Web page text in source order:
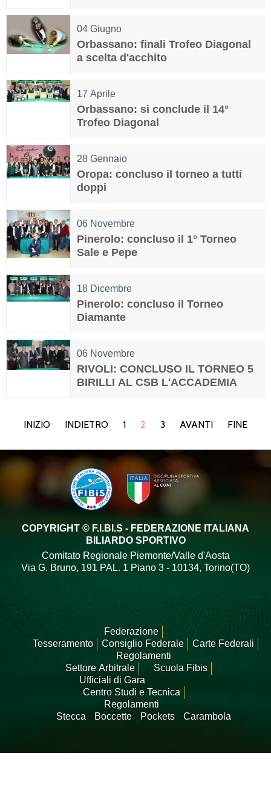
04 Giugno
Orbassano: finali Trofeo Diagonal
a scelta d'acchito
17 Aprile
Orbassano: si conclude il 14°
Trofeo Diagonal
28 Gennaio
Oropa: concluso il torneo a tutti
doppi
06 Novembre
Pinerolo: concluso il 1° Torneo
Sale e Pepe
18 Dicembre
Pinerolo: concluso il Torneo
Diamante
06 Novembre
RIVOLI: CONCLUSO IL TORNEO 5
BIRILLI AL CSB L'ACCADEMIA
INIZIO INDIETRO 1 2 3 AVANTI FINE
COPYRIGHT © F.I.BI.S - FEDERAZIONE ITALIANA
BILIARDO SPORTIVO
Comitato Regionale Piemonte/Valle d'Aosta
Via G. Bruno, 191 PAL. 1 Piano 3 - 10134, Torino(TO)
Federazione
Tesseramento
Consiglio Federale
Carte Federali
Regolamenti
Settore Arbitrale
Ufficiali di Gara
Scuola Fibis
Centro Studi e Tecnica
Regolamenti
Stecca
Boccette Pockets Carambola